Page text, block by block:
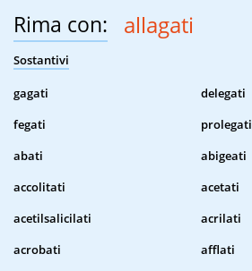
Rima con: allagati
Sostantivi
gagati
delegati
fegati
prolegati
abati
abigeati
accolitati
acetati
acetilsalicilati
acrilati
acrobati
afflati